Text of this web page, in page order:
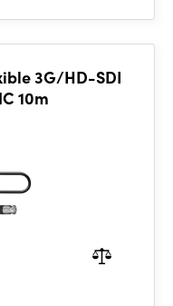
3G/HD-SDI
10m